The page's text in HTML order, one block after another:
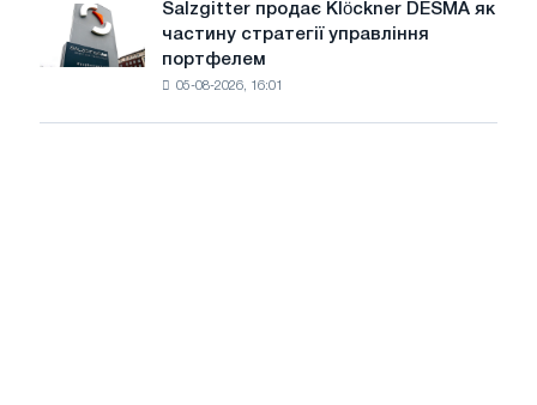
0,6%
2026
Salzgitter
продає
Klöckner
Salzgitter продає Klöckner DESMA як
частину стратегії управління
портфелем
05-08-2026, 16:01